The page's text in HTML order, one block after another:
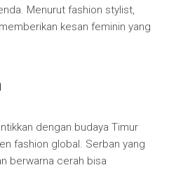
Menurut fashion stylist,
kesan feminin yang
dengan budaya Timur
fashion global. Serban yang
berwarna cerah bisa